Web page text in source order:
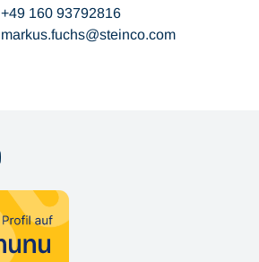
+49 160 93792816
markus.fuchs
steinco com